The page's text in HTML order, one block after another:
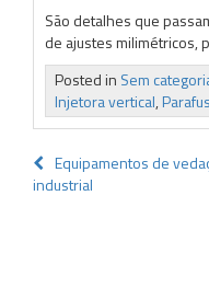
São detalhes que
de ajustes milimétricos,
Posted in Sem
Injetora vertical,
Navegação
de
Equipamentos de
industrial